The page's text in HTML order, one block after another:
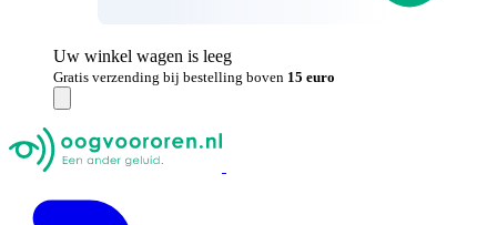
Uw winkel wagen is leeg
Gratis verzending bij bestelling boven 15 euro